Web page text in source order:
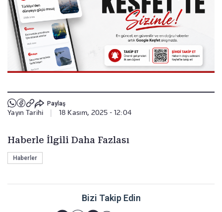
Paylaş
Yayın Tarihi 18 Kasım, 2025 - 12:04
Haberle İlgili Daha Fazlası
Haberler
Bizi Takip Edin